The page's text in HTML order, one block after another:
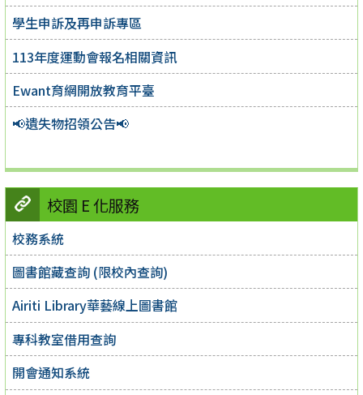
學生申訴及再申訴專區
113年度運動會報名相關資訊
Ewant育網開放教育平臺
📢遺失物招領公告📢
校園 E 化服務
校務系統
圖書館藏查詢 (限校內查詢)
Airiti Library華藝線上圖書館
專科教室借用查詢
開會通知系統